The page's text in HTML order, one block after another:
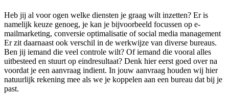
Heb jij al voor ogen welke diensten je graag wilt inzetten? Er is
namelijk keuze genoeg, je kan je bijvoorbeeld focussen op e-
mailmarketing, conversie optimalisatie of social media management
Er zit daarnaast ook verschil in de werkwijze van diverse bureaus.
Ben jij iemand die veel controle wilt? Of iemand die vooral alles
uitbesteed en stuurt op eindresultaat? Denk hier eerst goed over na
voordat je een aanvraag indient. In jouw aanvraag houden wij hier
natuurlijk rekening mee als we je koppelen aan een bureau dat bij je
past.